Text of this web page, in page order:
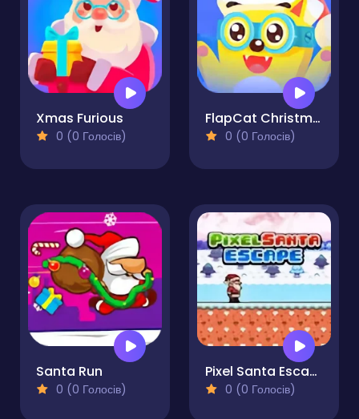
Xmas Furious
0 (0 Голосів)
FlapCat Christmas
0 (0 Голосів)
Santa Run
0 (0 Голосів)
Pixel Santa Escape
0 (0 Голосів)